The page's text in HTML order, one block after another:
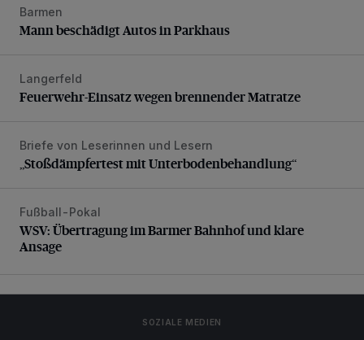
Mann beschädigt Autos in Parkhaus
Barmen
Mann beschädigt Autos in Parkhaus
Feuerwehr-Einsatz wegen brennender Matratze
Langerfeld
Feuerwehr-Einsatz wegen brennender Matratze
„Stoßdämpfertest mit Unterbodenbehandlung“
Briefe von Leserinnen und Lesern
„Stoßdämpfertest mit Unterbodenbehandlung“
WSV: Übertragung im Barmer Bahnhof und klare Ansage
Fußball-Pokal
WSV: Übertragung im Barmer Bahnhof und klare
Ansage
SOZIALE MEDIEN